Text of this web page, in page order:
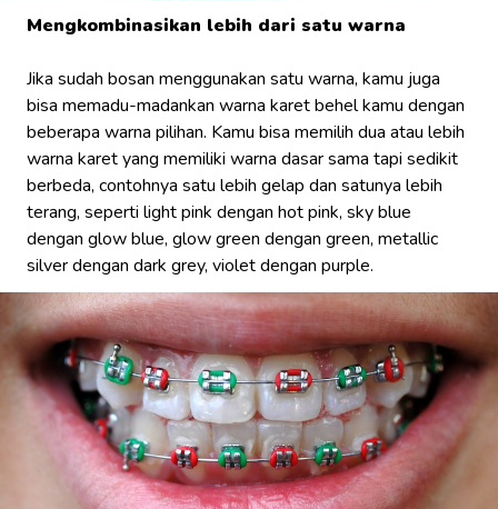
Mengkombinasikan lebih dari satu warna
Jika sudah bosan menggunakan satu warna, kamu juga
bisa memadu-madankan warna karet behel kamu dengan
beberapa warna pilihan. Kamu bisa memilih dua atau lebih
warna karet yang memiliki warna dasar sama tapi sedikit
berbeda, contohnya satu lebih gelap dan satunya lebih
terang, seperti light pink dengan hot pink, sky blue
dengan glow blue, glow green dengan green, metallic
silver dengan dark grey, violet dengan purple.